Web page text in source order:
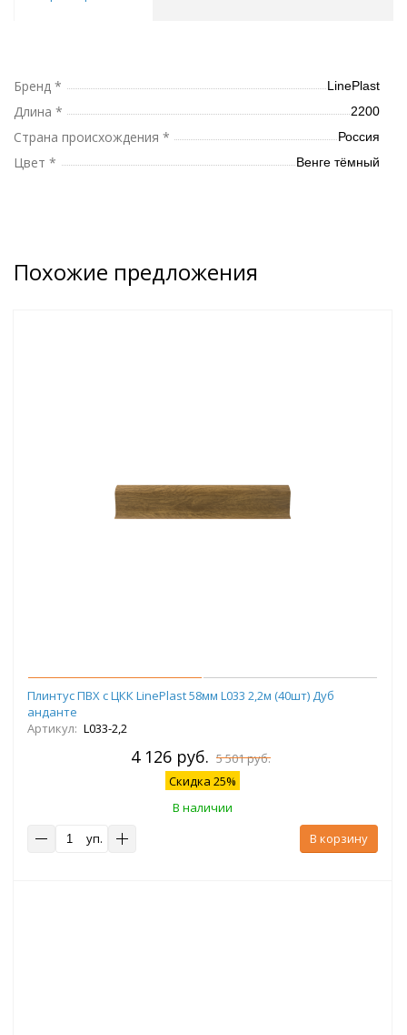
Бренд * LinePlast
Длина * 2200
Страна происхождения * Россия
Цвет * Венге тёмный
Похожие предложения
Плинтус ПВХ с ЦКК LinePlast 58мм L033 2,2м (40шт) Дуб
анданте
Артикул: L033-2,2
4 126 руб. 5 501 руб.
Скидка 25%
В наличии
уп.
В корзину